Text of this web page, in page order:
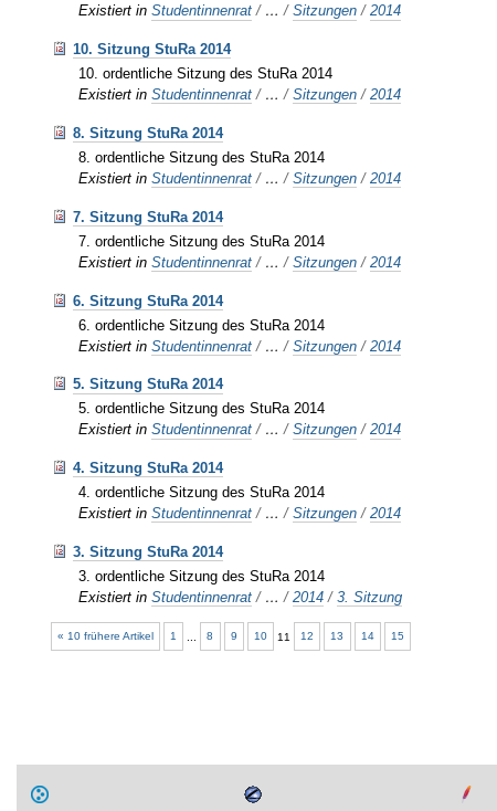
Existiert in Studentinnenrat / …/Sitzungen /2014
10. Sitzung StuRa 2014
10. ordentliche Sitzung des StuRa 2014
Existiert in Studentinnenrat / …/Sitzungen /2014
8. Sitzung StuRa 2014
8. ordentliche Sitzung des StuRa 2014
Existiert in Studentinnenrat / …/Sitzungen /2014
7. Sitzung StuRa 2014
7. ordentliche Sitzung des StuRa 2014
Existiert in Studentinnenrat / …/Sitzungen /2014
6. Sitzung StuRa 2014
6. ordentliche Sitzung des StuRa 2014
Existiert in Studentinnenrat / …/Sitzungen /2014
5. Sitzung StuRa 2014
5. ordentliche Sitzung des StuRa 2014
Existiert in Studentinnenrat / …/Sitzungen /2014
4. Sitzung StuRa 2014
4. ordentliche Sitzung des StuRa 2014
Existiert in Studentinnenrat / …/Sitzungen /2014
3. Sitzung StuRa 2014
3. ordentliche Sitzung des StuRa 2014
Existiert in Studentinnenrat / …/2014 /3. Sitzung
« 10 frühere Artikel 1 8 9 10 11 12 13 14 15